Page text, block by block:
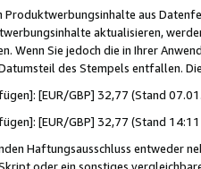
Produktwerbungsinhalte aus
aktualisieren,
Wenn Sie jedoch die in Ihrer
des Stempels entfallen.
[EUR/GBP] 32,77 (Stand
[EUR/GBP] 32,77 (Stand
Haftungsausschluss entweder
oder ein sonstiges